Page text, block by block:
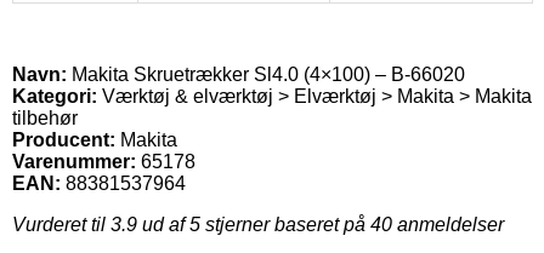
Navn: Makita Skruetrækker Sl4.0 (4×100) – B-66020
Kategori: Værktøj & elværktøj > Elværktøj > Makita > Makita
tilbehør
Producent: Makita
Varenummer: 65178
EAN: 88381537964
Vurderet til 3.9 ud af 5 stjerner baseret på 40 anmeldelser